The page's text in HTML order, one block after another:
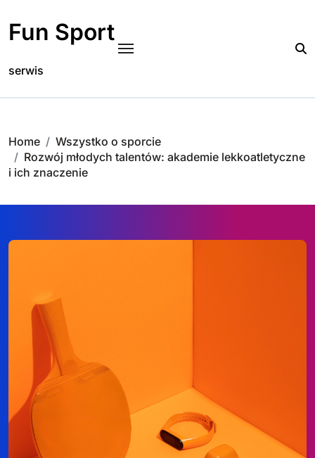
content
Fun Sport
serwis
Home
Wszystko o sporcie
Rozwój młodych talentów: akademie lekkoatletyczne
i ich znaczenie